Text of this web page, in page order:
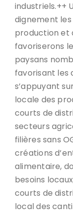
industriels.++
dignement
production et
favoriserons
paysans
favorisant les
s’appuyant
locale des
courts de
secteurs
filières sans
créations
alimentaire,
besoins
courts de
local des